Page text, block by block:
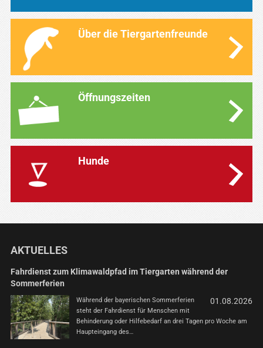
Über die Tiergartenfreunde
Öffnungszeiten
Hunde
AKTUELLES
Fahrdienst zum Klimawaldpfad im Tiergarten während der
Sommerferien
01.08.2026
Während der bayerischen Sommerferien
steht der Fahrdienst für Menschen mit
Behinderung oder Hilfebedarf an drei Tagen pro Woche am
Haupteingang des…